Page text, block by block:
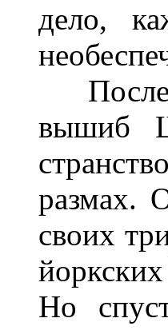
дело,
После
вышиб
размах.
своих
Но